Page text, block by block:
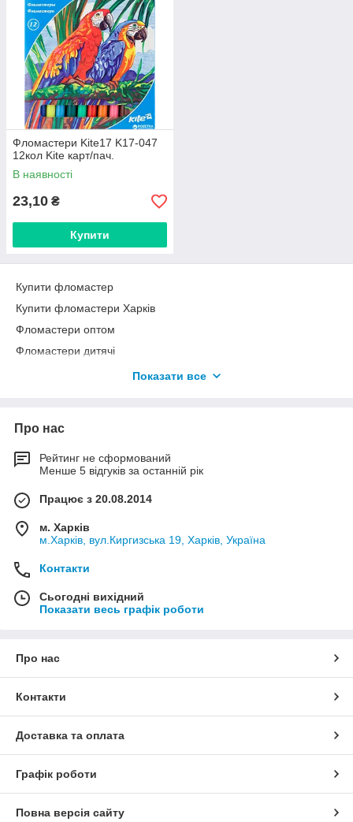
Фломастери Kite17 K17-047
12кол Kite карт/пач.
В наявності
23,10 ₴
Купити
Купити фломастер
Купити фломастери Харків
Фломастери оптом
Фломастери дитячі
Фломастери для офісу
Фломастери ціна
Показати все
Про нас
Рейтинг не сформований
Менше 5 відгуків за останній рік
Працює з 20.08.2014
м. Харків
м.Харків, вул.Киргизська 19, Харків, Україна
Контакти
Сьогодні вихідний
Показати весь графік роботи
Про нас
Контакти
Доставка та оплата
Графік роботи
Повна версія сайту